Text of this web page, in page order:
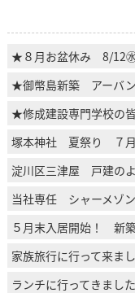
★８月お盆休み 8/12㊌
★御幣島新築 アーバ
★修成建設専門学校の
塚本神社 夏祭り ７月
淀川区三津屋 戸建の
当社専任 シャーメゾ
５月末入居開始！ 新
家族旅行に行って来ま
ランチに行ってきました